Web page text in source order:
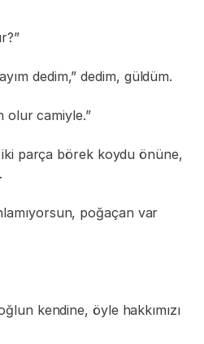
dedim,” dedim, güldüm.
olur camiyle.”
parça börek koydu önüne,
poğaçan var
kendine, öyle hakkımızı